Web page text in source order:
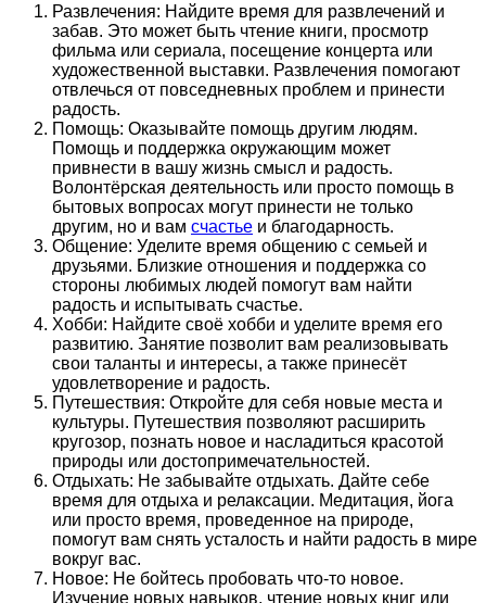
Развлечения: Найдите время для развлечений и
забав. Это может быть чтение книги, просмотр
фильма или сериала, посещение концерта или
художественной выставки. Развлечения помогают
отвлечься от повседневных проблем и принести
радость.
Помощь: Оказывайте помощь другим людям.
Помощь и поддержка окружающим может
привнести в вашу жизнь смысл и радость.
Волонтёрская деятельность или просто помощь в
бытовых вопросах могут принести не только
другим, но и вам счастье и благодарность.
Общение: Уделите время общению с семьей и
друзьями. Близкие отношения и поддержка со
стороны любимых людей помогут вам найти
радость и испытывать счастье.
Хобби: Найдите своё хобби и уделите время его
развитию. Занятие позволит вам реализовывать
свои таланты и интересы, а также принесёт
удовлетворение и радость.
Путешествия: Откройте для себя новые места и
культуры. Путешествия позволяют расширить
кругозор, познать новое и насладиться красотой
природы или достопримечательностей.
Отдыхать: Не забывайте отдыхать. Дайте себе
время для отдыха и релаксации. Медитация, йога
или просто время, проведенное на природе,
помогут вам снять усталость и найти радость в мире
вокруг вас.
Новое: Не бойтесь пробовать что-то новое.
Изучение новых навыков, чтение новых книг или